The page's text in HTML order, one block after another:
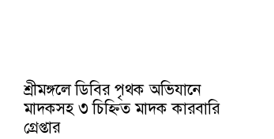
শ্রীমঙ্গলে ডিবির পৃথক অভিযানে
মাদকসহ ৩ চিহ্নিত মাদক কারবারি
গ্রেপ্তার